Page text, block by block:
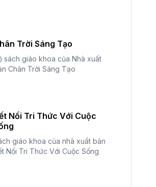
Trời Sáng Tạo
sách giáo khoa của Nhà xuất
Chân Trời Sáng Tạo
Nối Tri Thức Với Cuộc
giáo khoa của nhà xuất bản
Nối Tri Thức Với Cuộc Sống